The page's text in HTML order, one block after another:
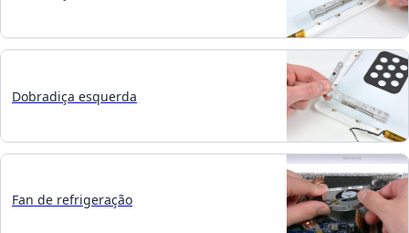
Dobradiça esquerda
Fan de refrigeração